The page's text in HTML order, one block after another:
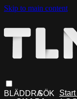
Skip to main content